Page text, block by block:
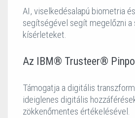
AI, viselkedésalapú biometria
segítségével segít megelőzni
kísérleteket.
Az IBM® Trusteer®
Támogatja a digitális
ideiglenes digitális
zökkenőmentes értékelésével.